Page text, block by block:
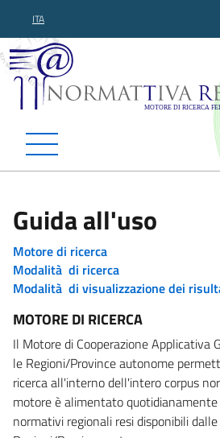
ITA
Normattiva
Guida all'uso
Motore di ricerca
Modalità di ricerca
Modalità di visualizzazione dei
MOTORE DI RICERCA
Il Motore di Cooperazione Applicativa
le Regioni/Province autonome
ricerca all'interno dell'intero corpus
motore è alimentato
normativi regionali resi disponibili